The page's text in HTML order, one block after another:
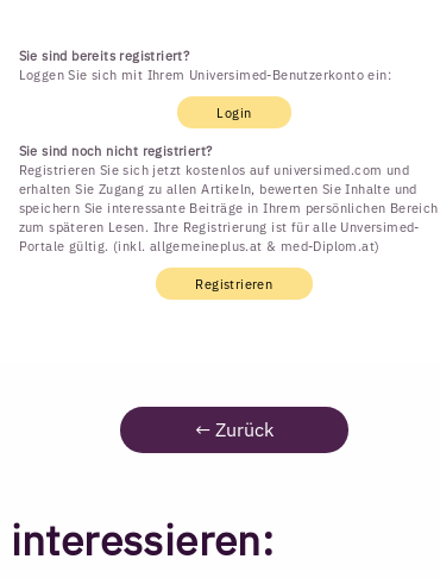
Sie sind bereits registriert?
Loggen Sie sich mit Ihrem Universimed-Benutzerkonto ein:
Login
Sie sind noch nicht registriert?
Registrieren Sie sich jetzt kostenlos auf universimed.com und
erhalten Sie Zugang zu allen Artikeln, bewerten Sie Inhalte und
speichern Sie interessante Beiträge in Ihrem persönlichen Bereich
zum späteren Lesen. Ihre Registrierung ist für alle Unversimed-
Portale gültig. (inkl. allgemeineplus.at & med-Diplom.at)
Registrieren
← Zurück
interessieren: